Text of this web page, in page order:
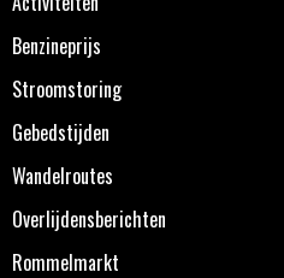
Benzineprijs
Stroomstoring
Gebedstijden
Wandelroutes
Overlijdensberichten
Rommelmarkt